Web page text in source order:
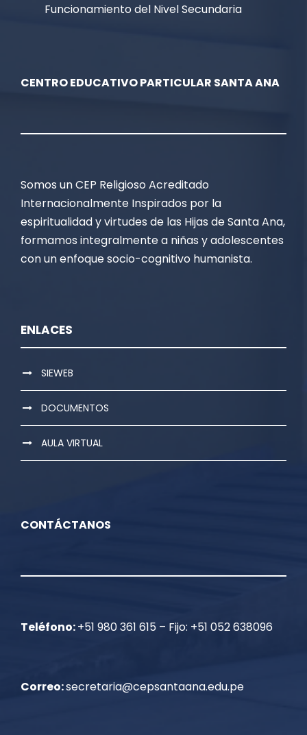
Funcionamiento del Nivel Secundaria
CENTRO EDUCATIVO PARTICULAR SANTA ANA
Somos un CEP Religioso Acreditado
Internacionalmente Inspirados por la
espiritualidad y virtudes de las Hijas de Santa Ana,
formamos integralmente a niñas y adolescentes
con un enfoque socio-cognitivo humanista.
ENLACES
SIEWEB
DOCUMENTOS
AULA VIRTUAL
CONTÁCTANOS
Teléfono:+51 980 361 615 – Fijo: +51 052 638096
Correo:secretaria@cepsantaana.edu.pe